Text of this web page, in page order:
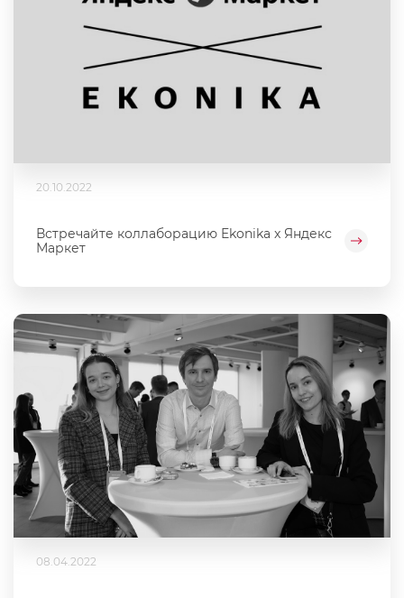
20.10.2022
Встречайте коллаборацию Ekonika x Яндекс
Маркет
08.04.2022